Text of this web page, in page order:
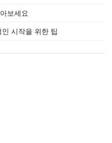
보세요
시작을 위한 팁